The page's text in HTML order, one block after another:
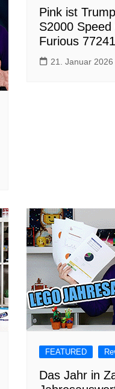
Pink ist
S2000
Furious
21. Januar 2026
FEATURED
Das Jahr in